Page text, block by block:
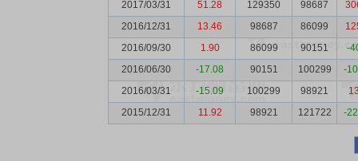
2017/03/31
51.28 129350 98687
2016/12/31
13.46 98687 86099
2016/09/30
1.90 86099 90151
-
2016/06/30
-17.08 90151 100299
-
2016/03/31
-15.09 100299 98921
2015/12/31
11.92 98921 121722 -